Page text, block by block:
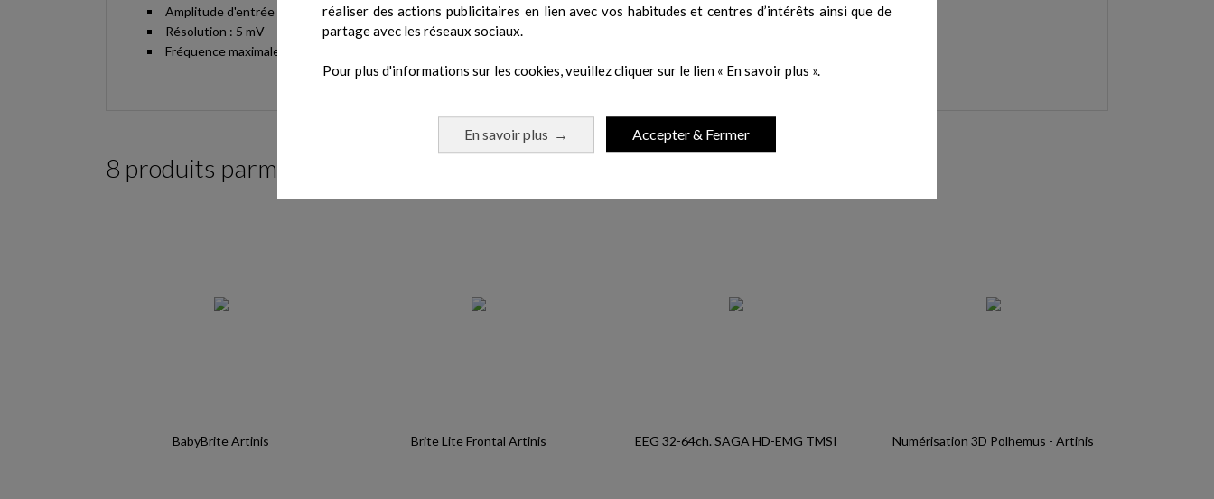
réaliser des actions publicitaires en lien avec vos habitudes et centres d’intérêts ainsi que de
partage avec les réseaux sociaux.
Pour plus d'informations sur les cookies, veuillez cliquer sur le lien « En savoir plus ».
En savoir plus → Accepter & Fermer
Amplitude d'entrée : de 0 à 5 V
Résolution : 5 mV
Fréquence maximale d'entrée : 50 Hz
8 produits parmi ceux de la même catégorie :
BabyBrite Artinis Brite Lite Frontal Artinis EEG 32-64ch. SAGA HD-EMG TMSI Numérisation 3D Polhemus - Artinis